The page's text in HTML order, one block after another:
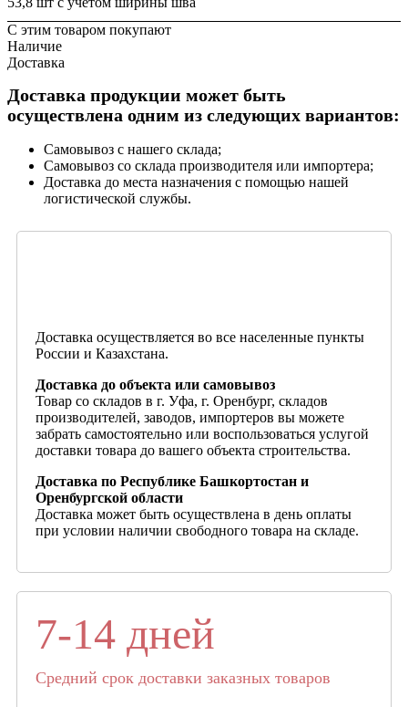
С этим товаром покупают
Наличие
Доставка
Доставка продукции может быть
осуществлена одним из следующих вариантов:
Самовывоз с нашего склада;
Самовывоз со склада производителя или импортера;
Доставка до места назначения с помощью нашей
логистической службы.
Доставка осуществляется во все населенные пункты
России и Казахстана.
Доставка до объекта или самовывоз
Товар со складов в г. Уфа, г. Оренбург, складов
производителей, заводов, импортеров вы можете
забрать самостоятельно или воспользоваться услугой
доставки товара до вашего объекта строительства.
Доставка по Республике Башкортостан и
Оренбургской области
Доставка может быть осуществлена в день оплаты
при условии наличии свободного товара на складе.
7-14 дней
Средний срок доставки заказных товаров